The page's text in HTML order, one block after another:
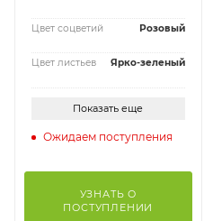
Цвет соцветий Розовый
Цвет листьев Ярко-зеленый
Показать еще
Ожидаем поступления
УЗНАТЬ О
ПОСТУПЛЕНИИ